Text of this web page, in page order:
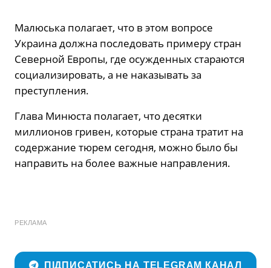
Малюська полагает, что в этом вопросе
Украина должна последовать примеру стран
Северной Европы, где осужденных стараются
социализировать, а не наказывать за
преступления.
Глава Минюста полагает, что десятки
миллионов гривен, которые страна тратит на
содержание тюрем сегодня, можно было бы
направить на более важные направления.
РЕКЛАМА
ПІДПИСАТИСЬ НА TELEGRAM КАНАЛ